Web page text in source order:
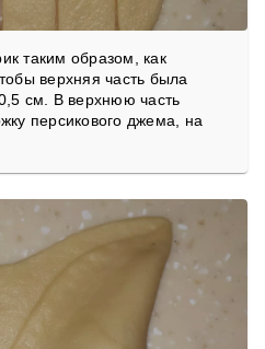
таким образом, как
верхняя часть была
см. В верхнюю часть
персикового джема, на